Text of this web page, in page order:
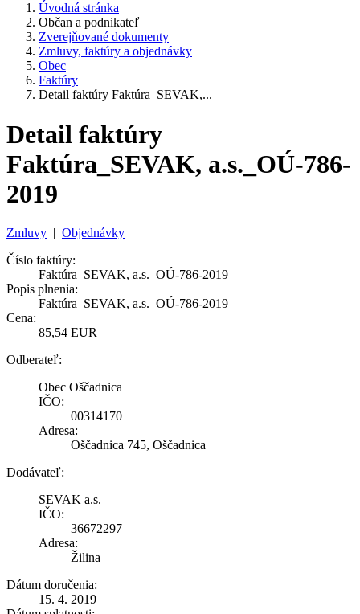
Úvodná stránka
Občan a podnikateľ
Zverejňované dokumenty
Zmluvy, faktúry a objednávky
Obec
Faktúry
Detail faktúry Faktúra_SEVAK,...
Detail faktúry
Faktúra_SEVAK, a.s._OÚ-786-
2019
Zmluvy | Objednávky
Číslo faktúry:
Faktúra_SEVAK, a.s._OÚ-786-2019
Popis plnenia:
Faktúra_SEVAK, a.s._OÚ-786-2019
Cena:
85,54 EUR
Odberateľ:
Obec Oščadnica
IČO:
00314170
Adresa:
Oščadnica 745, Oščadnica
Dodávateľ:
SEVAK a.s.
IČO:
36672297
Adresa:
Žilina
Dátum doručenia:
15. 4. 2019